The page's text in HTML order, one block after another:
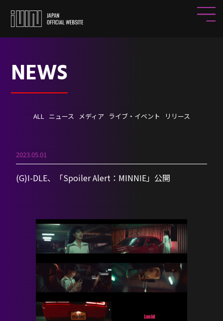
NEWS
ALL ニュース メディア ライブ・イベント リリース
2023.05.01
(G)I-DLE、「Spoiler Alert：MINNIE」公開